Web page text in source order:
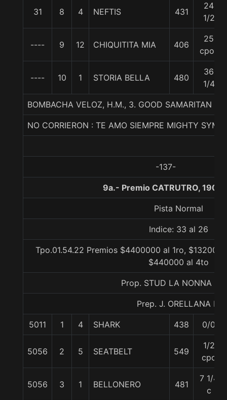
31 8 4 NEFTIS 431
24
1/2
---- 9 12 CHIQUITITA MIA 406
25
cpos
---- 10 1 STORIA BELLA 480
36
1/4
BOMBACHA VELOZ, H.M., 3. GOOD SAMARITAN
NO CORRIERON : TE AMO SIEMPRE MIGHTY
-137-
9a.- Premio CATRUTRO, 1900
Pista Normal
Indice: 33 al 26
Tpo.01.54.22 Premios $4400000 al 1ro,
$440000 al 4to
Prop. STUD LA NONNA
Prep. J. ORELLANA R.
5011 1 4 SHARK 438 0/0
5056 2 5 SEATBELT 549
1/2
cpo
5056 3 1 BELLONERO 481
7 1/4
c